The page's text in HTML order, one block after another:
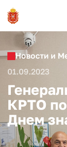
Новости и
01.09.2023
КРТО
Днем